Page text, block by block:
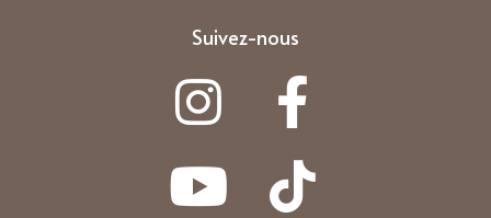
Suivez-nous